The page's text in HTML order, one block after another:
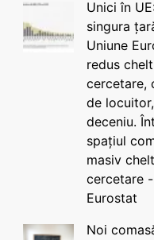
Unici în
singura
Uniune
redus
cercetare,
de
deceniu.
spațiul
masiv
cercetare
Eurostat
Noi